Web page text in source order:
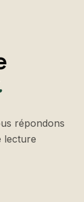
répondons
lecture